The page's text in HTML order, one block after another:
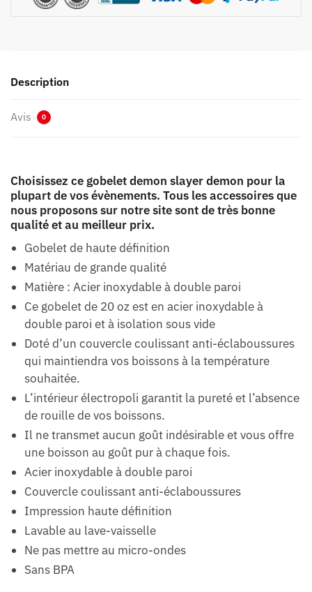
Description
Avis 0
Choisissez ce gobelet demon slayer demon pour la
plupart de vos évènements. Tous les accessoires que
nous proposons sur notre site sont de très bonne
qualité et au meilleur prix.
Gobelet de haute définition
Matériau de grande qualité
Matière : Acier inoxydable à double paroi
Ce gobelet de 20 oz est en acier inoxydable à
double paroi et à isolation sous vide
Doté d’un couvercle coulissant anti-éclaboussures
qui maintiendra vos boissons à la température
souhaitée.
L’intérieur électropoli garantit la pureté et l’absence
de rouille de vos boissons.
Il ne transmet aucun goût indésirable et vous offre
une boisson au goût pur à chaque fois.
Acier inoxydable à double paroi
Couvercle coulissant anti-éclaboussures
Impression haute définition
Lavable au lave-vaisselle
Ne pas mettre au micro-ondes
Sans BPA